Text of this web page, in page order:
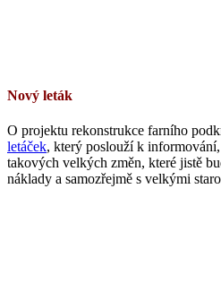
Nový leták
O projektu rekonstrukce farního
letáček, který poslouží k
takových velkých změn, které jistě
náklady a samozřejmě s velkými